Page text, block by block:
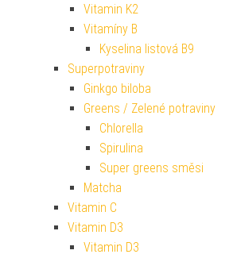
Vitamin K2
Vitamíny B
Kyselina listová B9
Superpotraviny
Ginkgo biloba
Greens / Zelené potraviny
Chlorella
Spirulina
Super greens směsi
Matcha
Vitamin C
Vitamin D3
Vitamin D3